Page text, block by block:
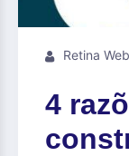
Retina Web
4